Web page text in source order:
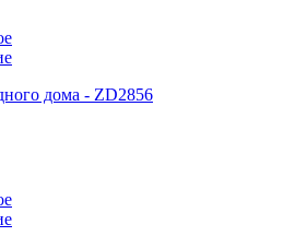
дома - ZD2856